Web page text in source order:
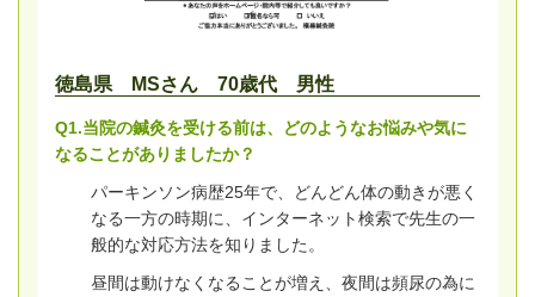
徳島県 MSさん 70歳代 男性
Q1.当院の鍼灸を受ける前は、どのようなお悩みや気に
なることがありましたか？
パーキンソン病歴25年で、どんどん体の動きが悪く
なる一方の時期に、インターネット検索で先生の一
般的な対応方法を知りました。
昼間は動けなくなることが増え、夜間は頻尿の為に